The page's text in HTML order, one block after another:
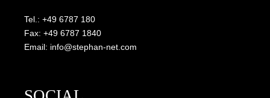
Tel.: +49 6787 180
Fax: +49 6787 1840
Email: info@stephan-net.com